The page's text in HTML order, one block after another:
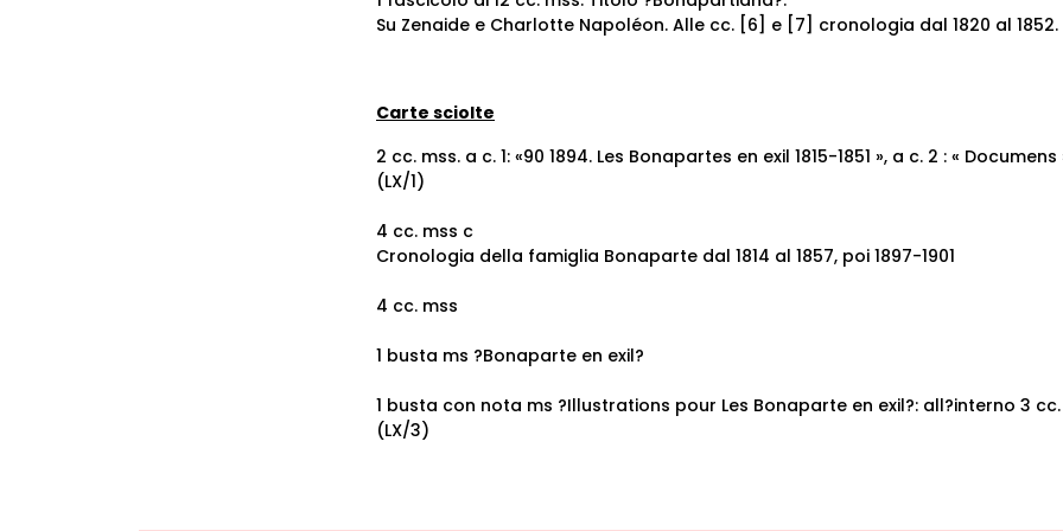
Su Zenaide e Charlotte Napoléon. Alle cc. [6] e [7] cronologia dal 1820 al 1852.
Carte sciolte
2 cc. mss. a c. 1: «90 1894. Les Bonapartes en exil 1815-1851 », a c. 2 : « Documens
(LX/1)
4 cc. mss c
Cronologia della famiglia Bonaparte dal 1814 al 1857, poi 1897-1901
4 cc. mss
1 busta ms ?Bonaparte en exil?
1 busta con nota ms ?Illustrations pour Les Bonaparte en exil?: all?interno 3 cc.
(LX/3)